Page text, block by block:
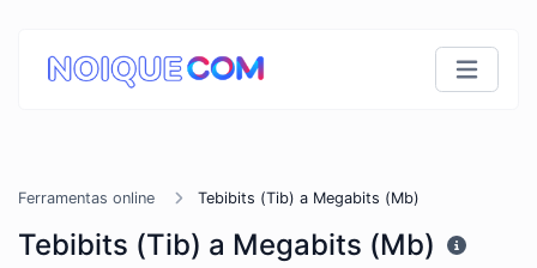
Ferramentas online Tebibits (Tib) a Megabits (Mb)
Tebibits (Tib) a Megabits (Mb)